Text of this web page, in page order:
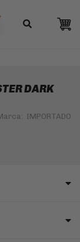
DARK
IMPORTADO